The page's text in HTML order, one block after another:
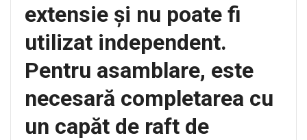
extensie și nu poate fi
utilizat independent.
Pentru asamblare, este
necesară completarea cu
un capăt de raft de